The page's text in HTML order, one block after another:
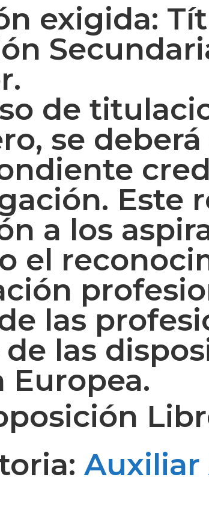
exigida:
de
se
Este
a los
el
las
las
Europea.